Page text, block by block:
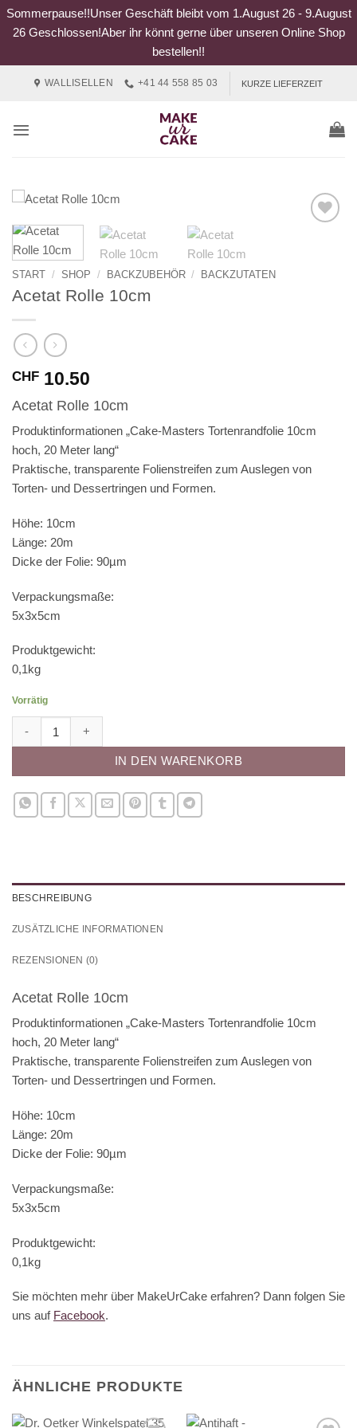
Sommerpause!!Unser Geschäft bleibt vom 1.August 26 - 9.August
26 Geschlossen!Aber ihr könnt gerne über unseren Online Shop
bestellen!!
WALLISELLEN +41 44 558 85 03 KURZE LIEFERZEIT
START / SHOP / BACKZUBEHÖR / BACKZUTATEN
Acetat Rolle 10cm
CHF 10.50
Acetat Rolle 10cm
Produktinformationen „Cake-Masters Tortenrandfolie 10cm
hoch, 20 Meter lang“
Praktische, transparente Folienstreifen zum Auslegen von
Torten- und Dessertringen und Formen.
Höhe: 10cm
Länge: 20m
Dicke der Folie: 90µm
Verpackungsmaße:
5x3x5cm
Produktgewicht:
0,1kg
Vorrätig
IN DEN WARENKORB
BESCHREIBUNG
ZUSÄTZLICHE INFORMATIONEN
REZENSIONEN (0)
Acetat Rolle 10cm
Produktinformationen „Cake-Masters Tortenrandfolie 10cm
hoch, 20 Meter lang“
Praktische, transparente Folienstreifen zum Auslegen von
Torten- und Dessertringen und Formen.
Höhe: 10cm
Länge: 20m
Dicke der Folie: 90µm
Verpackungsmaße:
5x3x5cm
Produktgewicht:
0,1kg
Sie möchten mehr über MakeUrCake erfahren? Dann folgen Sie
uns auf Facebook.
ÄHNLICHE PRODUKTE